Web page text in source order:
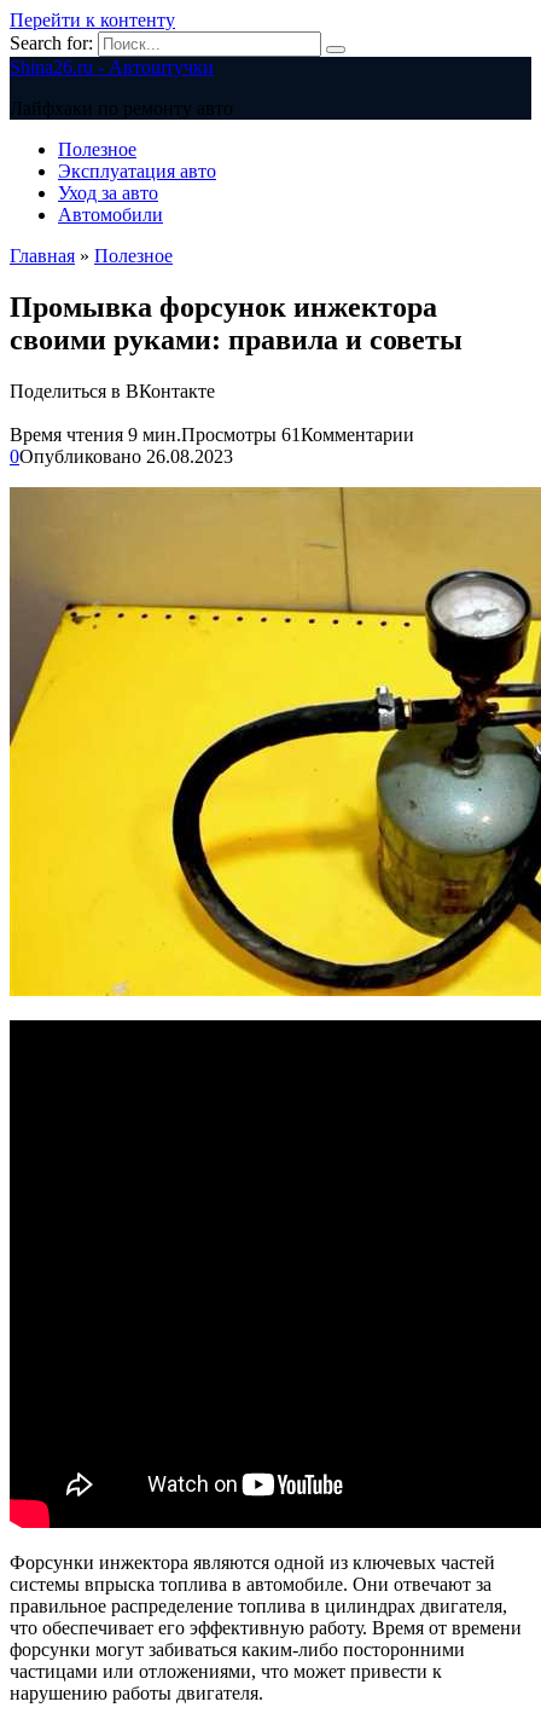
Перейти к контенту
Search for:
Shina26.ru - Автоштучки
Лайфхаки по ремонту авто
Полезное
Эксплуатация авто
Уход за авто
Автомобили
Главная » Полезное
Промывка форсунок инжектора
своими руками: правила и советы
Поделиться в ВКонтакте
Время чтения 9 мин.Просмотры 61Комментарии
0Опубликовано 26.08.2023
Форсунки инжектора являются одной из ключевых частей
системы впрыска топлива в автомобиле. Они отвечают за
правильное распределение топлива в цилиндрах двигателя,
что обеспечивает его эффективную работу. Время от времени
форсунки могут забиваться каким-либо посторонними
частицами или отложениями, что может привести к
нарушению работы двигателя.